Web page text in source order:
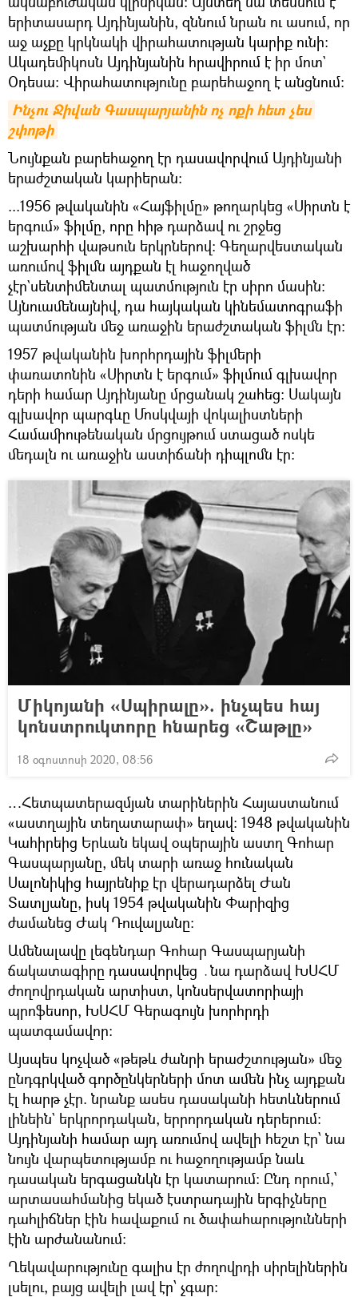
երիտասարդ Այդինյանին, զննում նրան ու ասում, որ
աջ աչքը կրկնակի վիրահատության կարիք ունի։
Ակադեմիկոսն Այդինյանին հրավիրում է իր մոտ`
Օդեսա։ Վիրահատությունը բարեհաջող է անցնում։
Ինչու Ջիվան Գասպարյանին ոչ ոքի հետ չես
շփոթի
Նույնքան բարեհաջող էր դասավորվում Այդինյանի
երաժշտական կարիերան։
...1956 թվականին «Հայֆիլմը» թողարկեց «Սիրտն է
երգում» ֆիլմը, որը հիթ դարձավ ու շրջեց
աշխարհի վաթսուն երկրներով։ Գեղարվեստական
առումով ֆիլմն այդքան էլ հաջողված
չէր`սենտիմենտալ պատմություն էր սիրո մասին։
Այնուամենայնիվ, դա հայկական կինեմատոգրաֆի
պատմության մեջ առաջին երաժշտական ֆիլմն էր։
1957 թվականին խորհրդային ֆիլմերի
փառատոնին «Սիրտն է երգում» ֆիլմում գլխավոր
դերի համար Այդինյանը մրցանակ շահեց։ Սակայն
գլխավոր պարգևը Մոսկվայի վոկալիստների
Համամիութենական մրցույթում ստացած ոսկե
մեդալն ու առաջին աստիճանի դիպլոմն էր։
Միկոյանի «Սպիրալը». ինչպես հայ
կոնստրուկտորը հնարեց «Շաթլը»
18 օգոստոսի 2020, 08:56
…Հետպատերազմյան տարիներին Հայաստանում
«աստղային տեղատարափ» եղավ։ 1948 թվականին
Կահիրեից Երևան եկավ օպերային աստղ Գոհար
Գասպարյանը, մեկ տարի առաջ հունական
Սալոնիկից հայրենիք էր վերադարձել Ժան
Տատլյանը, իսկ 1954 թվականին Փարիզից
ժամանեց Ժակ Դուվալյանը։
Ամենալավը լեգենդար Գոհար Գասպարյանի
ճակատագիրը դասավորվեց ․նա դարձավ ԽՍՀՄ
ժողովրդական արտիստ, կոնսերվատորիայի
պրոֆեսոր, ԽՍՀՄ Գերագույն խորհրդի
պատգամավոր։
Այսպես կոչված «թեթև ժանրի երաժշտության» մեջ
ընդգրկված գործընկերների մոտ ամեն ինչ այդքան
էլ հարթ չէր. նրանք ասես դասականի հետևներում
լինեին` երկրորդական, երրորդական դերերում։
Այդինյանի համար այդ առումով ավելի հեշտ էր՝ նա
նույն վարպետությամբ ու հաջողությամբ նաև
դասական երգացանկն էր կատարում։ Ընդ որում,՝
արտասահմանից եկած էստրադային երգիչները
դահլիճներ էին հավաքում ու ծափահարությունների
էին արժանանում։
Ղեկավարությունը գալիս էր ժողովրդի սիրելիներին
լսելու, բայց ավելի լավ էր՝ չգար։